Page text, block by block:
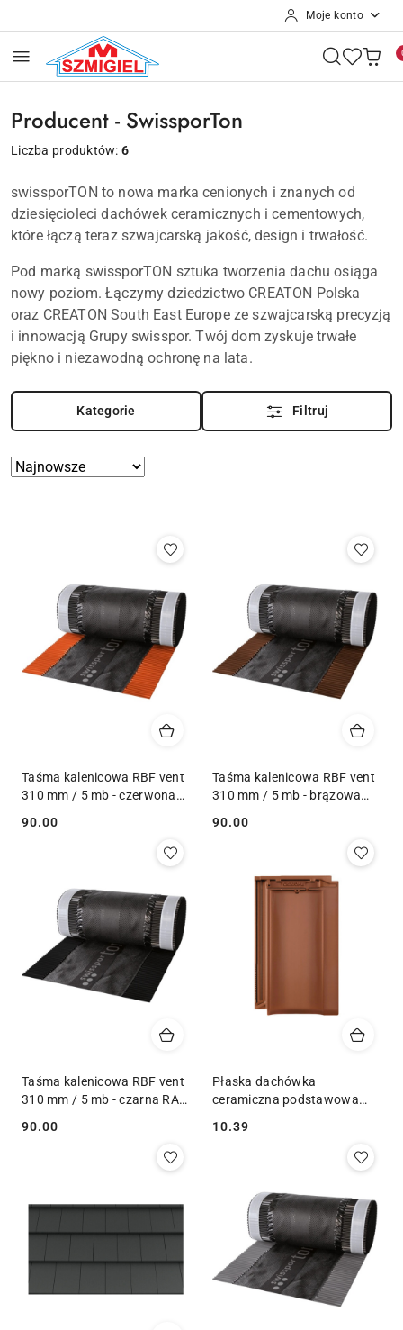
Moje konto
Producent - SwissporTon
Liczba produktów:6
swissporTON to nowa marka cenionych i znanych od
dziesięcioleci dachówek ceramicznych i cementowych,
które łączą teraz szwajcarską jakość, design i trwałość.
Pod marką swissporTON sztuka tworzenia dachu osiąga
nowy poziom. Łączymy dziedzictwo CREATON Polska
oraz CREATON South East Europe ze szwajcarską precyzją
i innowacją Grupy swisspor. Twój dom zyskuje trwałe
piękno i niezawodną ochronę na lata.
Kategorie Filtruj
Zastosowano
Sortuj
Taśma kalenicowa RBF vent
310 mm / 5 mb - czerwona
Cena:
90.00
Taśma kalenicowa RBF vent
310 mm / 5 mb - brązowa
Cena:
90.00
Taśma kalenicowa RBF vent
310 mm / 5 mb - czarna RAL
Cena:
90.00
Płaska dachówka
ceramiczna podstawowa
Cena:
10.39